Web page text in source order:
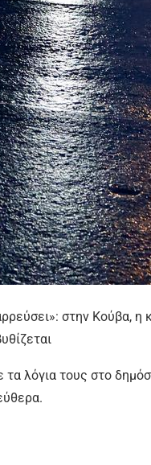
στην Κούβα, η
τα λόγια τους στο